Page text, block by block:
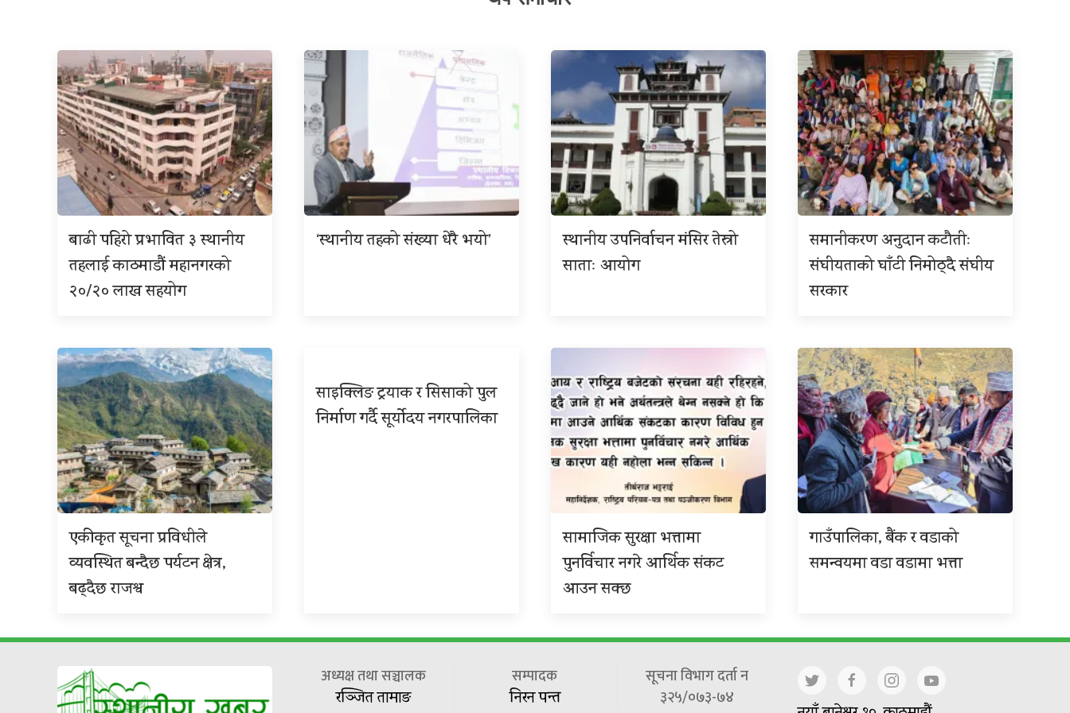
बाढी पहिरो प्रभावित ३ स्थानीय
तहलाई काठमाडौं महानगरको
२०/२० लाख सहयोग
‘स्थानीय तहको संख्या धेरै भयो’
स्थानीय उपनिर्वाचन मंसिर तेस्रो
साताः आयोग
समानीकरण अनुदान कटौतीः
संघीयताको घाँटी निमोठ्दै संघीय
सरकार
एकीकृत सूचना प्रविधीले
व्यवस्थित बन्दैछ पर्यटन क्षेत्र,
बढ्दैछ राजश्व
साइक्लिङ ट्रयाक र सिसाको पुल
निर्माण गर्दै सूर्योदय नगरपालिका
सामाजिक सुरक्षा भत्तामा
पुनर्विचार नगरे आर्थिक संकट
आउन सक्छ
गाउँपालिका, बैंक र वडाको
समन्वयमा वडा वडामा भत्ता
अध्यक्ष तथा सञ्चालक
रञ्जित तामाङ
सम्पादक
निरन पन्त
सूचना विभाग दर्ता न
३२५/०७३-७४